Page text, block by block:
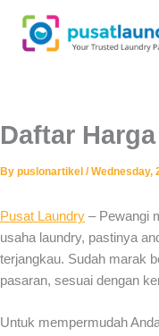
content
Daftar
By puslonartikel /Wednesday,
Pusat Laundry – Pewangi
usaha laundry, pastinya
terjangkau. Sudah marak
pasaran, sesuai dengan
Untuk mempermudah